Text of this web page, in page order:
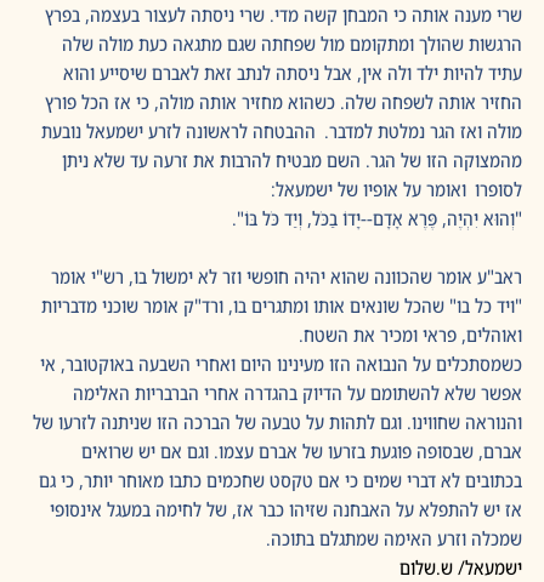
שרי מענה אותה כי המבחן קשה מדי. שרי ניסתה לעצור בעצמה, בפרץ
הרגשות שהולך ומתקומם מול שפחתה שגם מתגאה כעת מולה שלה
עתיד להיות ילד ולה אין, אבל ניסתה לנתב זאת לאברם שיסייע והוא
החזיר אותה לשפחה שלה. כשהוא מחזיר אותה מולה, כי אז הכל פורץ
מולה ואז הגר נמלטת למדבר.  ההבטחה לראשונה לזרע ישמעאל נובעת
מהמצוקה הזו של הגר. השם מבטיח להרבות את זרעה עד שלא ניתן
לסופרו  ואומר על אופיו של ישמעאל:
"וְהוּא יִהְיֶה, פֶּרֶא אָדָם--יָדוֹ בַכֹּל, וְיַד כֹּל בּוֹ".
ראב"ע אומר שהכוונה שהוא יהיה חופשי וזר לא ימשול בו, רש"י אומר
"ויד כל בו" שהכל שונאים אותו ומתגרים בו, ורד"ק אומר שוכני מדבריות
ואוהלים, פראי ומכיר את השטח.
כשמסתכלים על הנבואה הזו מעינינו היום ואחרי השבעה באוקטובר, אי
אפשר שלא להשתומם על הדיוק בהגדרה אחרי הברבריות האלימה
והנוראה שחווינו. וגם לתהות על טבעה של הברכה הזו שניתנה לזרעו של
אברם, שבסופה פוגעת בזרעו של אברם עצמו. וגם אם יש שרואים
בכתובים לא דברי שמים כי אם טקסט שחכמים כתבו מאוחר יותר, כי גם
אז יש להתפלא על האבחנה שזיהו כבר אז, של לחימה במעגל אינסופי
שמכלה וזרע האימה שמתגלם בתוכה.
ישמעאל/ ש.שלום